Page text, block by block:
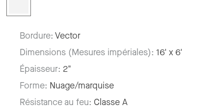
Bordure: Vector
Dimensions (Mesures impériales): 16' x 6'
Épaisseur: 2"
Forme: Nuage/marquise
Résistance au feu: Classe A